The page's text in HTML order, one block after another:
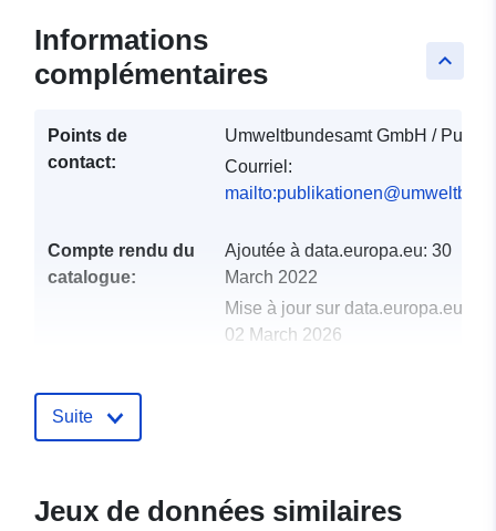
keyboard_arrow_up
Informations
complémentaires
Points de
contact:
Umweltbundesamt GmbH /
Courriel:
Compte rendu du
catalogue:
Ajoutée à data.europa.eu: 30
March 2022
Mise à jour sur data.europa.eu:
02 March 2026
uriRef:
Suite
Jeux de données similaires